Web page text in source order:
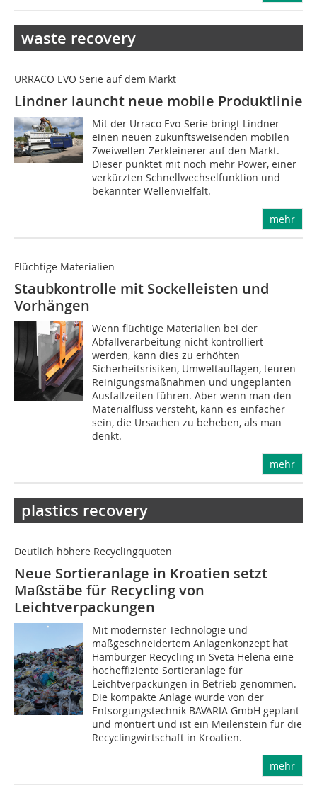
waste recovery
URRACO EVO Serie auf dem Markt
Lindner launcht neue mobile Produktlinie
Mit der Urraco Evo-Serie bringt Lindner
einen neuen zukunftsweisenden mobilen
Zweiwellen-Zerkleinerer auf den Markt.
Dieser punktet mit noch mehr Power, einer
verkürzten Schnellwechselfunktion und
bekannter Wellenvielfalt.
mehr
Flüchtige Materialien
Staubkontrolle mit Sockelleisten und
Vorhängen
Wenn flüchtige Materialien bei der
Abfallverarbeitung nicht kontrolliert
werden, kann dies zu erhöhten
Sicherheitsrisiken, Umweltauflagen, teuren
Reinigungsmaßnahmen und ungeplanten
Ausfallzeiten führen. Aber wenn man den
Materialfluss versteht, kann es einfacher
sein, die Ursachen zu beheben, als man
denkt.
mehr
plastics recovery
Deutlich höhere Recyclingquoten
Neue Sortieranlage in Kroatien setzt
Maßstäbe für Recycling von
Leichtverpackungen
Mit modernster Technologie und
maßgeschneidertem Anlagenkonzept hat
Hamburger Recycling in Sveta Helena eine
hocheffiziente Sortieranlage für
Leichtverpackungen in Betrieb genommen.
Die kompakte Anlage wurde von der
Entsorgungstechnik BAVARIA GmbH geplant
und montiert und ist ein Meilenstein für die
Recyclingwirtschaft in Kroatien.
mehr